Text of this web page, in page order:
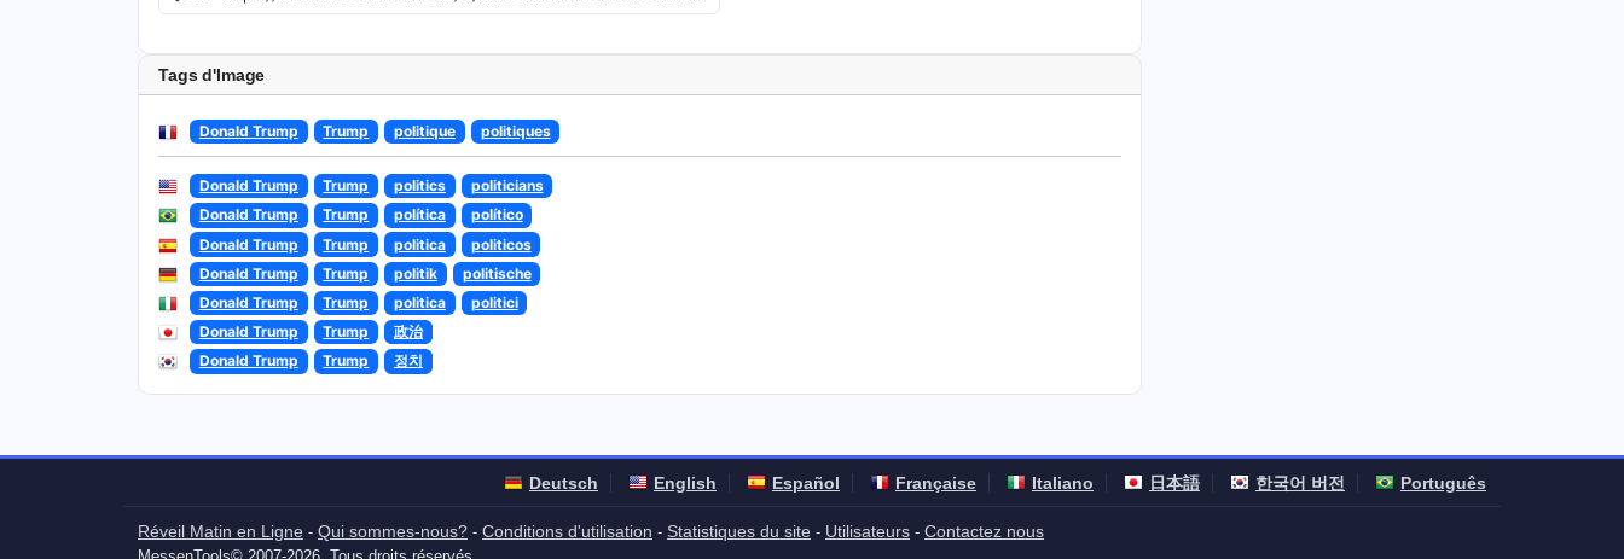
Tags d'Image
Donald Trump Trump politique politiques
Donald Trump Trump politics
politicians
Donald Trump
Trump política
político
Donald Trump
Trump politica
politicos
Donald Trump
Trump politik
politische
Donald Trump
Trump politica
politici
Donald Trump
Trump
政治
Donald Trump
Trump 정치
Deutsch English Español Française Italiano 日本語 한국어 버전 Português
Réveil Matin en Ligne - Qui sommes-nous? - Conditions d'utilisation - Statistiques du site - Utilisateurs - Contactez nous